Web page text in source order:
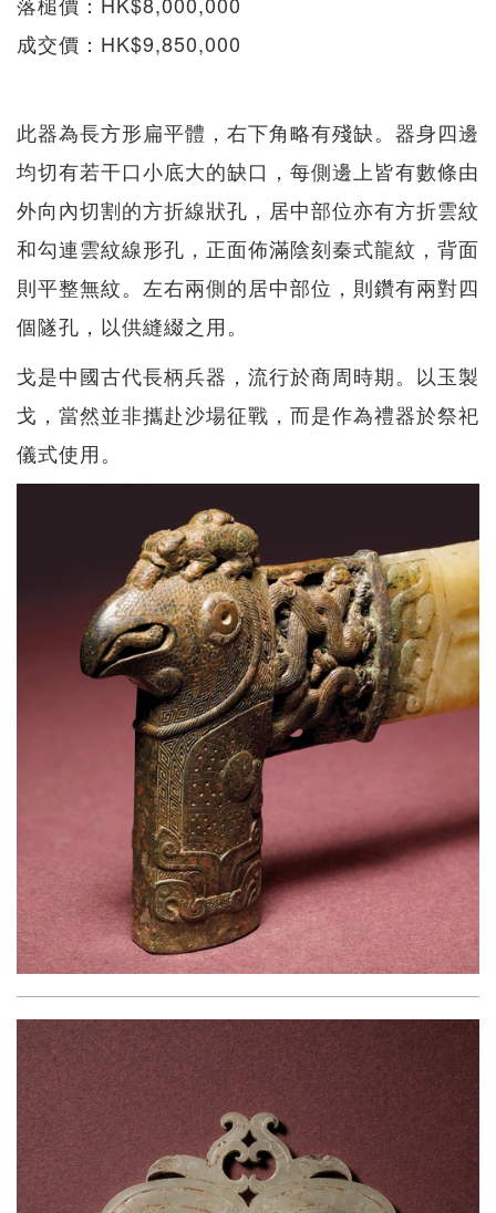
成交價：HK$9,850,000
此器為長方形扁平體，右下角略有殘缺。器身四邊
均切有若干口小底大的缺口，每側邊上皆有數條由
外向內切割的方折線狀孔，居中部位亦有方折雲紋
和勾連雲紋線形孔，正面佈滿陰刻秦式龍紋，背面
則平整無紋。左右兩側的居中部位，則鑽有兩對四
個隧孔，以供縫綴之用。
戈是中國古代長柄兵器，流行於商周時期。以玉製
戈，當然並非攜赴沙場征戰，而是作為禮器於祭祀
儀式使用。